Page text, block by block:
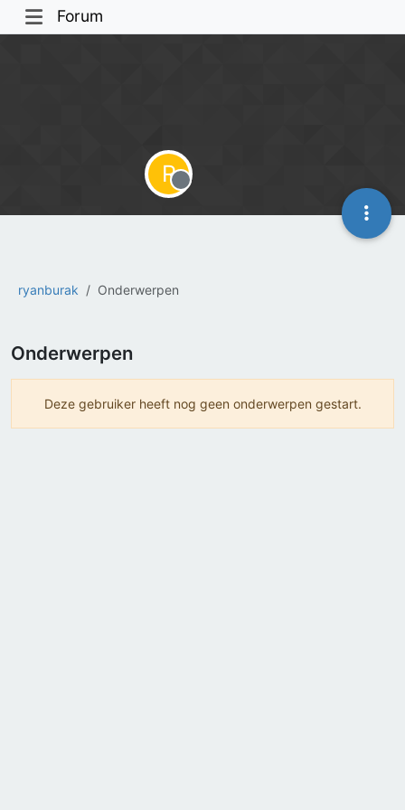
Forum
ryanburak Onderwerpen
R
Offline
Onderwerpen
Deze gebruiker heeft nog geen onderwerpen gestart.